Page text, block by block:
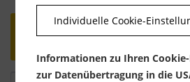
Bewertungen werden
Individuelle Cookie-
Informationen zu Ihren
zur Datenübertragung in die